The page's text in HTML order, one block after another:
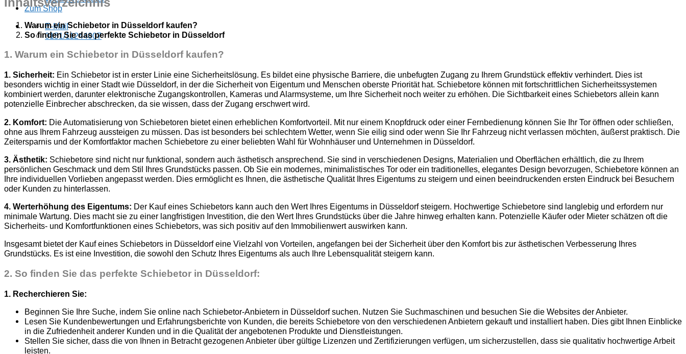
Zum Shop
E-Mail
0151/11244007
Warum ein Schiebetor in Düsseldorf kaufen?
So finden Sie das perfekte Schiebetor in Düsseldorf
1. Warum ein Schiebetor in Düsseldorf kaufen?
1. Sicherheit: Ein Schiebetor ist in erster Linie eine Sicherheitslösung. Es bildet eine physische Barriere, die unbefugten Zugang zu Ihrem Grundstück effektiv verhindert. Dies ist
besonders wichtig in einer Stadt wie Düsseldorf, in der die Sicherheit von Eigentum und Menschen oberste Priorität hat. Schiebetore können mit fortschrittlichen Sicherheitssystemen
kombiniert werden, darunter elektronische Zugangskontrollen, Kameras und Alarmsysteme, um Ihre Sicherheit noch weiter zu erhöhen. Die Sichtbarkeit eines Schiebetors allein kann
potenzielle Einbrecher abschrecken, da sie wissen, dass der Zugang erschwert wird.
2. Komfort: Die Automatisierung von Schiebetoren bietet einen erheblichen Komfortvorteil. Mit nur einem Knopfdruck oder einer Fernbedienung können Sie Ihr Tor öffnen oder schließen,
ohne aus Ihrem Fahrzeug aussteigen zu müssen. Das ist besonders bei schlechtem Wetter, wenn Sie eilig sind oder wenn Sie Ihr Fahrzeug nicht verlassen möchten, äußerst praktisch. Die
Zeitersparnis und der Komfortfaktor machen Schiebetore zu einer beliebten Wahl für Wohnhäuser und Unternehmen in Düsseldorf.
3. Ästhetik: Schiebetore sind nicht nur funktional, sondern auch ästhetisch ansprechend. Sie sind in verschiedenen Designs, Materialien und Oberflächen erhältlich, die zu Ihrem
persönlichen Geschmack und dem Stil Ihres Grundstücks passen. Ob Sie ein modernes, minimalistisches Tor oder ein traditionelles, elegantes Design bevorzugen, Schiebetore können an
Ihre individuellen Vorlieben angepasst werden. Dies ermöglicht es Ihnen, die ästhetische Qualität Ihres Eigentums zu steigern und einen beeindruckenden ersten Eindruck bei Besuchern
oder Kunden zu hinterlassen.
4. Werterhöhung des Eigentums: Der Kauf eines Schiebetors kann auch den Wert Ihres Eigentums in Düsseldorf steigern. Hochwertige Schiebetore sind langlebig und erfordern nur
minimale Wartung. Dies macht sie zu einer langfristigen Investition, die den Wert Ihres Grundstücks über die Jahre hinweg erhalten kann. Potenzielle Käufer oder Mieter schätzen oft die
Sicherheits- und Komfortfunktionen eines Schiebetors, was sich positiv auf den Immobilienwert auswirken kann.
Insgesamt bietet der Kauf eines Schiebetors in Düsseldorf eine Vielzahl von Vorteilen, angefangen bei der Sicherheit über den Komfort bis zur ästhetischen Verbesserung Ihres
Grundstücks. Es ist eine Investition, die sowohl den Schutz Ihres Eigentums als auch Ihre Lebensqualität steigern kann.
2. So finden Sie das perfekte Schiebetor in Düsseldorf:
1. Recherchieren Sie:
Beginnen Sie Ihre Suche, indem Sie online nach Schiebetor-Anbietern in Düsseldorf suchen. Nutzen Sie Suchmaschinen und besuchen Sie die Websites der Anbieter.
Lesen Sie Kundenbewertungen und Erfahrungsberichte von Kunden, die bereits Schiebetore von den verschiedenen Anbietern gekauft und installiert haben. Dies gibt Ihnen Einblicke
in die Zufriedenheit anderer Kunden und in die Qualität der angebotenen Produkte und Dienstleistungen.
Stellen Sie sicher, dass die von Ihnen in Betracht gezogenen Anbieter über gültige Lizenzen und Zertifizierungen verfügen, um sicherzustellen, dass sie qualitativ hochwertige Arbeit
leisten.